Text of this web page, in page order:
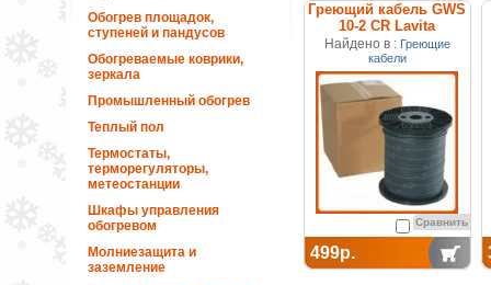
Обогрев площадок,
ступеней и пандусов
Обогреваемые коврики,
зеркала
Промышленный обогрев
Теплый пол
Термостаты,
терморегуляторы,
метеостанции
Шкафы управления
обогревом
Молниезащита и
заземление
Греющий кабель GWS
10-2 CR Lavita
Найдено в : Греющие
кабели
Сравнить
499р.